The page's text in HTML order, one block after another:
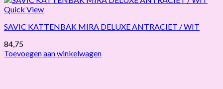
Quick View
SAVIC KATTENBAK MIRA DELUXE ANTRACIET / WIT
84,75
Toevoegen aan winkelwagen